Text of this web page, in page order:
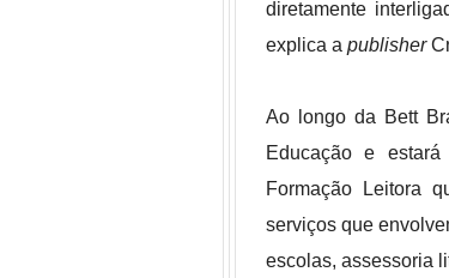
diretamente
explica a publisher
Ao longo da Bett
Educação e
Formação Leitora
serviços que
escolas, assessoria